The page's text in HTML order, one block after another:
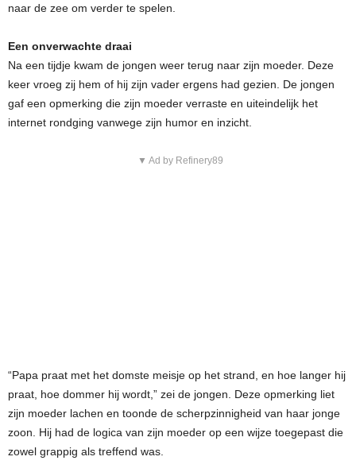
naar de zee om verder te spelen.
Een onverwachte draai
Na een tijdje kwam de jongen weer terug naar zijn moeder. Deze
keer vroeg zij hem of hij zijn vader ergens had gezien. De jongen
gaf een opmerking die zijn moeder verraste en uiteindelijk het
internet rondging vanwege zijn humor en inzicht.
▼ Ad by Refinery89
“Papa praat met het domste meisje op het strand, en hoe langer hij
praat, hoe dommer hij wordt,” zei de jongen. Deze opmerking liet
zijn moeder lachen en toonde de scherpzinnigheid van haar jonge
zoon. Hij had de logica van zijn moeder op een wijze toegepast die
zowel grappig als treffend was.